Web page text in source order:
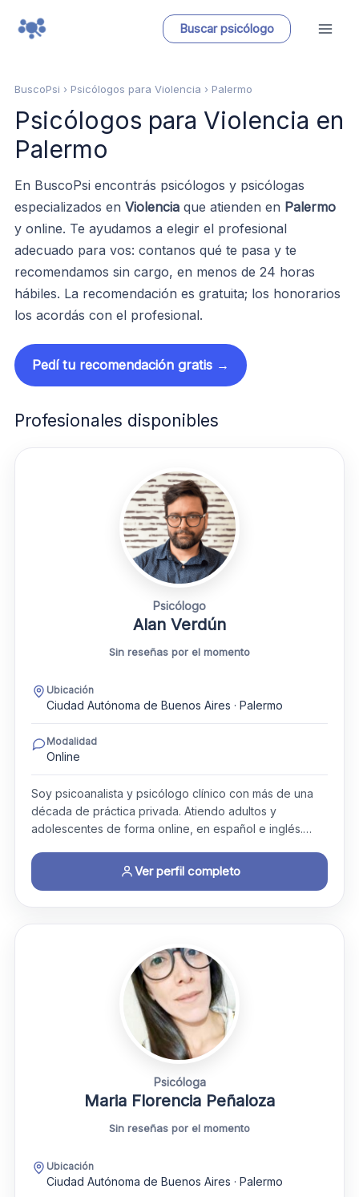
Buscar psicólogo
BuscoPsi › Psicólogos para Violencia › Palermo
Psicólogos para Violencia en
Palermo
En BuscoPsi encontrás psicólogos y psicólogas
especializados en Violencia que atienden en Palermo
y online. Te ayudamos a elegir el profesional
adecuado para vos: contanos qué te pasa y te
recomendamos sin cargo, en menos de 24 horas
hábiles. La recomendación es gratuita; los honorarios
los acordás con el profesional.
Pedí tu recomendación gratis →
Profesionales disponibles
Psicólogo
Alan Verdún
Sin reseñas por el momento
Ubicación
Ciudad Autónoma de Buenos Aires · Palermo
Modalidad
Online
Soy psicoanalista y psicólogo clínico con más de una
década de práctica privada. Atiendo adultos y
adolescentes de forma online, en español e inglés.…
Ver perfil completo
Psicóloga
Maria Florencia Peñaloza
Sin reseñas por el momento
Ubicación
Ciudad Autónoma de Buenos Aires · Palermo